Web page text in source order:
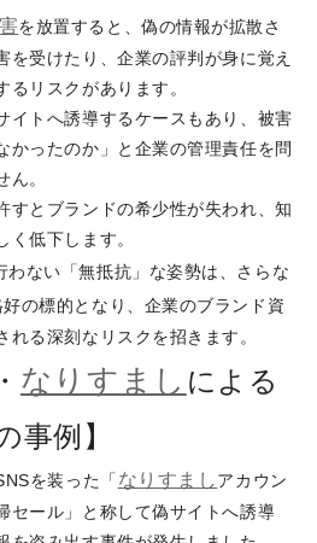
を放置すると、偽の情報が拡散さ
を受けたり、企業の評判が身に覚え
リスクがあります。
イトへ誘導するケースもあり、被害
かったのか」と企業の管理責任を問
ん。
すとブランドの希少性が失われ、知
く低下します。
わない「無抵抗」な姿勢は、さらな
の標的となり、企業のブランド資
れる深刻なリスクを招きます。
・ なりすまし による
事例】
を装った「 なりすましアカウン
セール」と称して偽サイトへ誘導